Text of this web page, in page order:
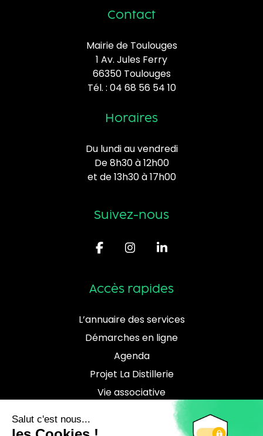
Contact
Mairie de Toulouges
1 Av. Jules Ferry
66350 Toulouges
Tél. : 04 68 56 54 10
Horaires
Du lundi au vendredi
De 8h30 à 12h00
et de 13h30 à 17h00
Suivez-nous
Accès rapides
L’annuaire des services
Démarches en ligne
Agenda
Projet La Distillerie
Vie associative